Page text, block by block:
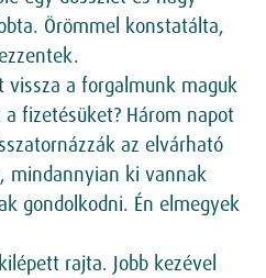
Örömmel konstatálta,
vissza a forgalmunk maguk
fizetésüket? Három napot
az elvárható
mindannyian ki vannak
gondolkodni. Én elmegyek
rajta. Jobb kezével